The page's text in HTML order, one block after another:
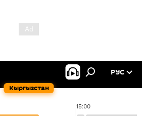
Кыргызстан
РУС
15:00